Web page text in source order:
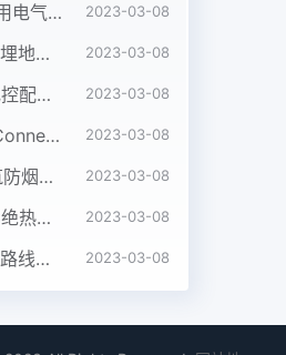
GB 9706.1-2020医用电气设备 第1部分:基本安全和基本性能的通用要求 2023-03-08
GB/T 19472.1-2019埋地用聚乙烯(PE)结构壁管道系统 第1部分:聚乙烯双壁波纹管材 2023-03-08
JB/T 10216-2013电控配电用电缆桥架 2023-03-08
IEC 63171-6-2021Connectors for electrical and electronic equipment - Part 6: Detail specification for 2-way and 4-way (data/power), shielded, free and fixed connectors for power and data transmission with frequencies up to 600 MHz 2023-03-08
GB 51251-2017建筑防烟排烟系统技术标准 2023-03-08
GB/T 10801.2-2018绝热用挤塑聚苯乙烯泡沫塑料(XPS) 2023-03-08
JTG D20-2017公路路线设计规范 2023-03-08